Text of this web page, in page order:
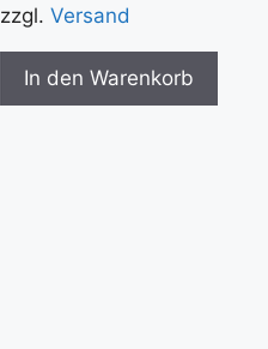
zzgl. Versand
In den Warenkorb